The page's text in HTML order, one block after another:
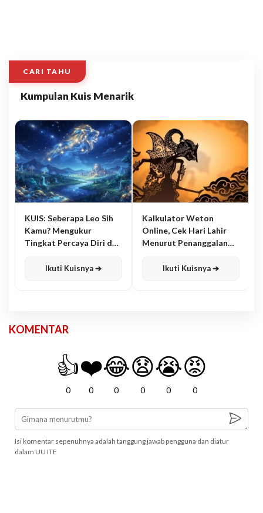
CARI TAHU
Kumpulan Kuis Menarik
KUIS: Seberapa Leo Sih
Kamu? Mengukur
Tingkat Percaya Diri dan
Ikuti Kuisnya ➔
Kalkulator Weton
Online, Cek Hari Lahir
Menurut Penanggalan
Ikuti Kuisnya ➔
KOMENTAR
👍
0
❤️
0
😂
0
😧
0
😭
0
😡
0
Isi komentar sepenuhnya adalah tanggung jawab pengguna dan diatur
dalam UU ITE